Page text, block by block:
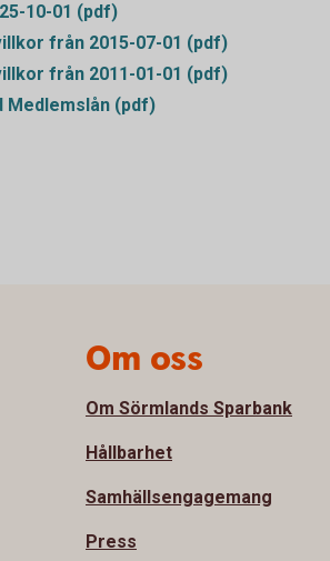
10-01 (pdf)
från 2015-07-01 (pdf)
från 2011-01-01 (pdf)
Medlemslån (pdf)
Om oss
Om Sörmlands Sparbank
Hållbarhet
Samhällsengagemang
Press